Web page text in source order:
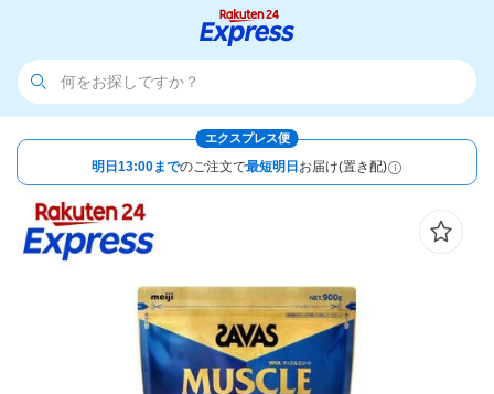
エクスプレス便
明日13:00までのご注文で最短明日 お届け(置き配)